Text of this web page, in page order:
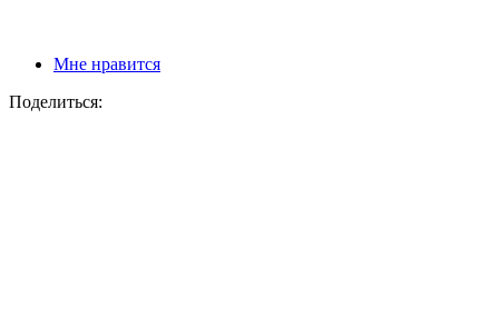
Мне нравится
Поделиться: